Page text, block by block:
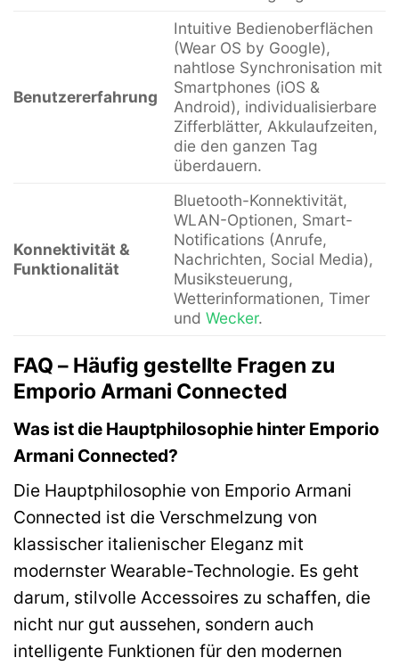
Benutzererfahrung
Intuitive Bedienoberflächen
(Wear OS by Google),
nahtlose Synchronisation mit
Smartphones (iOS &
Android), individualisierbare
Zifferblätter, Akkulaufzeiten,
die den ganzen Tag
überdauern.
Konnektivität &
Funktionalität
Bluetooth-Konnektivität,
WLAN-Optionen, Smart-
Notifications (Anrufe,
Nachrichten, Social Media),
Musiksteuerung,
Wetterinformationen, Timer
und Wecker.
FAQ – Häufig gestellte Fragen zu
Emporio Armani Connected
Was ist die Hauptphilosophie hinter Emporio
Armani Connected?
Die Hauptphilosophie von Emporio Armani
Connected ist die Verschmelzung von
klassischer italienischer Eleganz mit
modernster Wearable-Technologie. Es geht
darum, stilvolle Accessoires zu schaffen, die
nicht nur gut aussehen, sondern auch
intelligente Funktionen für den modernen